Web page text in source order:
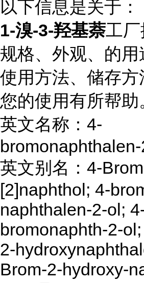
以下信息是关于：
1-溴-3-羟基萘工厂
规格、外观、的用
使用方法、储存
您的使用有所帮助
英文名称：4-
英文别名：4-
[2]naphthol; 4-
naphthalen-2-ol;
bromonaphth-2-
2-
Brom-2-hydroxy-